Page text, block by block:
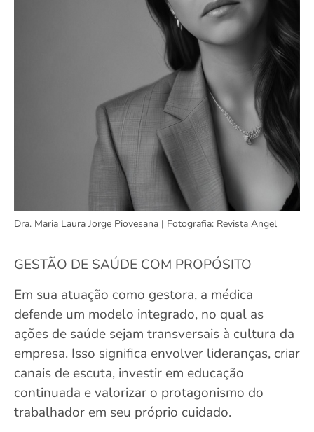
Dra. Maria Laura Jorge Piovesana | Fotografia: Revista Angel
GESTÃO DE SAÚDE COM PROPÓSITO
Em sua atuação como gestora, a médica
defende um modelo integrado, no qual as
ações de saúde sejam transversais à cultura da
empresa. Isso significa envolver lideranças, criar
canais de escuta, investir em educação
continuada e valorizar o protagonismo do
trabalhador em seu próprio cuidado.